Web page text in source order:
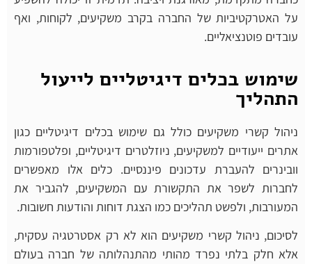
על האטרקטיביות של החברה בקרב משקיעים, לקוחות, ואף
עובדים פוטנציאליים.
שימוש בכלים דיגיטליים לייעול
התהליך
ניהול קשרי משקיעים כולל גם שימוש בכלים דיגיטליים כגון
אתרים ייעודיים למשקיעים, ניוזלטרים דיגיטליים, ופלטפורמות
וובינרים להעברת עדכונים פיננסיים. כלים אלו מאפשרים
לחברות לשפר את התקשורת עם המשקיעים, להגביר את
המעורבות, ולפשט תהליכים כמו הצגת דוחות והודעות חשובות.
לסיכום, ניהול קשרי משקיעים הוא לא רק אסטרטגיה עסקית,
אלא חלק בלתי נפרד מהותי מהתנהלותה של חברה בעולם